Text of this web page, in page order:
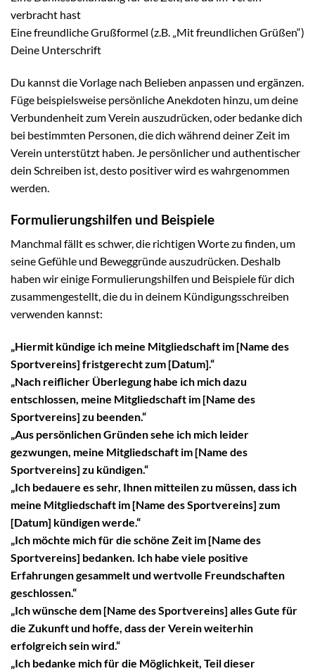
verbracht hast
Eine freundliche Grußformel (z.B. „Mit freundlichen Grüßen“)
Deine Unterschrift
Du kannst die Vorlage nach Belieben anpassen und ergänzen.
Füge beispielsweise persönliche Anekdoten hinzu, um deine
Verbundenheit zum Verein auszudrücken, oder bedanke dich
bei bestimmten Personen, die dich während deiner Zeit im
Verein unterstützt haben. Je persönlicher und authentischer
dein Schreiben ist, desto positiver wird es wahrgenommen
werden.
Formulierungshilfen und Beispiele
Manchmal fällt es schwer, die richtigen Worte zu finden, um
seine Gefühle und Beweggründe auszudrücken. Deshalb
haben wir einige Formulierungshilfen und Beispiele für dich
zusammengestellt, die du in deinem Kündigungsschreiben
verwenden kannst:
„Hiermit kündige ich meine Mitgliedschaft im [Name des
Sportvereins] fristgerecht zum [Datum].“
„Nach reiflicher Überlegung habe ich mich dazu
entschlossen, meine Mitgliedschaft im [Name des
Sportvereins] zu beenden.“
„Aus persönlichen Gründen sehe ich mich leider
gezwungen, meine Mitgliedschaft im [Name des
Sportvereins] zu kündigen.“
„Ich bedauere es sehr, Ihnen mitteilen zu müssen, dass ich
meine Mitgliedschaft im [Name des Sportvereins] zum
[Datum] kündigen werde.“
„Ich möchte mich für die schöne Zeit im [Name des
Sportvereins] bedanken. Ich habe viele positive
Erfahrungen gesammelt und wertvolle Freundschaften
geschlossen.“
„Ich wünsche dem [Name des Sportvereins] alles Gute für
die Zukunft und hoffe, dass der Verein weiterhin
erfolgreich sein wird.“
„Ich bedanke mich für die Möglichkeit, Teil dieser